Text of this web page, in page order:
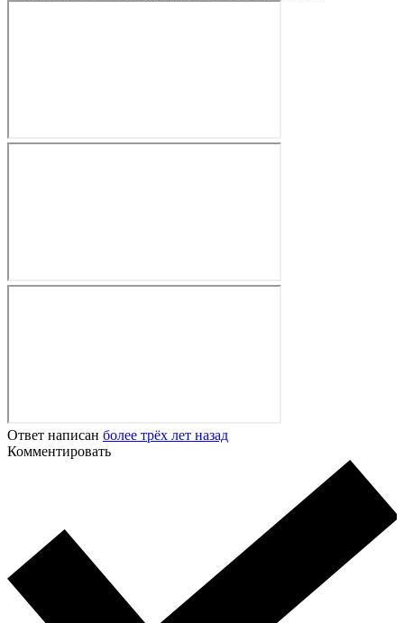
Ответ написан более трёх лет назад
Комментировать